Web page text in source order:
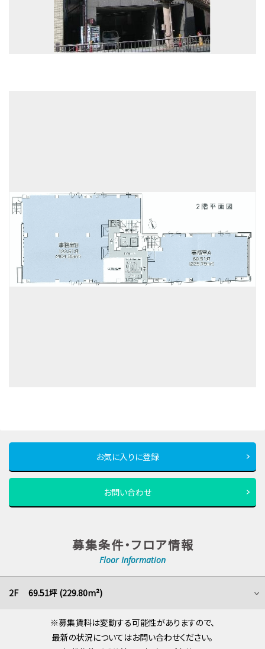
お気に入りに登録
お問い合わせ
募集条件・フロア情報
Floor Information
2F 69.51坪 (229.80m²)
※募集賃料は変動する可能性がありますので、
最新の状況についてはお問い合わせください。